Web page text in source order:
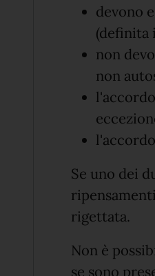
devono
(definita
non
non
Se uno dei
rigettata.
Non è
se sono